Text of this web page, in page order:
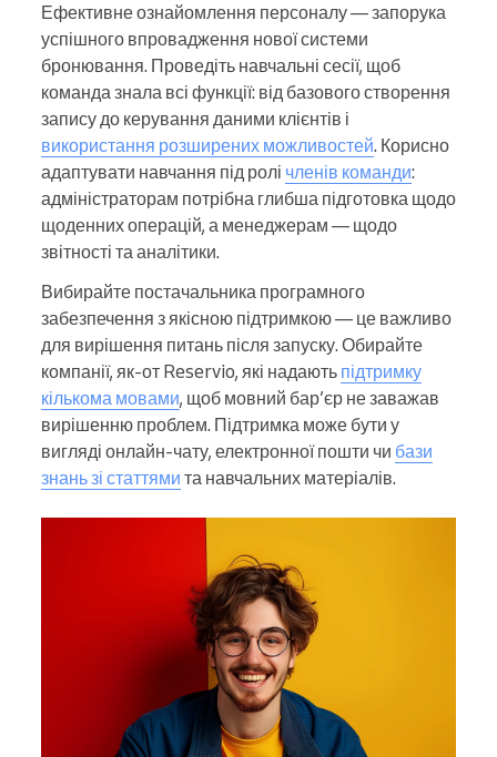
Ефективне ознайомлення персоналу — запорука
успішного впровадження нової системи
бронювання. Проведіть навчальні сесії, щоб
команда знала всі функції: від базового створення
запису до керування даними клієнтів і
використання розширених можливостей. Корисно
адаптувати навчання під ролі членів команди:
адміністраторам потрібна глибша підготовка щодо
щоденних операцій, а менеджерам — щодо
звітності та аналітики.
Вибирайте постачальника програмного
забезпечення з якісною підтримкою — це важливо
для вирішення питань після запуску. Обирайте
компанії, як-от Reservio, які надають підтримку
кількома мовами, щоб мовний бар’єр не заважав
вирішенню проблем. Підтримка може бути у
вигляді онлайн-чату, електронної пошти чи бази
знань зі статтями та навчальних матеріалів.